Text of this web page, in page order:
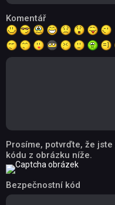
Komentář
Prosíme, potvrďte, že
kódu z obrázku níže.
Bezpečnostní kód